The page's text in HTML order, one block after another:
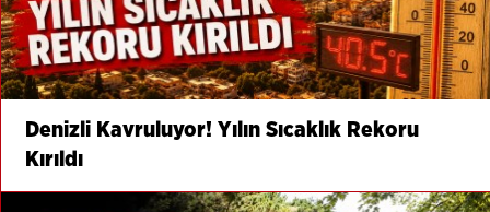
Denizli Kavruluyor! Yılın Sıcaklık Rekoru
Kırıldı